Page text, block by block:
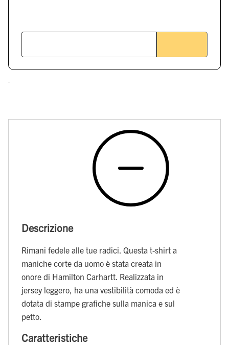
Descrizione
Rimani fedele alle tue radici. Questa t-shirt a
maniche corte da uomo è stata creata in
onore di Hamilton Carhartt. Realizzata in
jersey leggero, ha una vestibilità comoda ed è
dotata di stampe grafiche sulla manica e sul
petto.
Caratteristiche